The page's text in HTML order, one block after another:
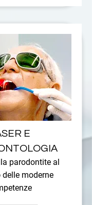
E
parodontite al
moderne